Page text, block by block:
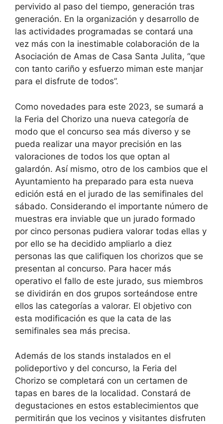
pervivido al paso del tiempo, generación tras
generación. En la organización y desarrollo de
las actividades programadas se contará una
vez más con la inestimable colaboración de la
Asociación de Amas de Casa Santa Julita, “que
con tanto cariño y esfuerzo miman este manjar
para el disfrute de todos”.
Como novedades para este 2023, se sumará a
la Feria del Chorizo una nueva categoría de
modo que el concurso sea más diverso y se
pueda realizar una mayor precisión en las
valoraciones de todos los que optan al
galardón. Así mismo, otro de los cambios que el
Ayuntamiento ha preparado para esta nueva
edición está en el jurado de las semifinales del
sábado. Considerando el importante número de
muestras era inviable que un jurado formado
por cinco personas pudiera valorar todas ellas y
por ello se ha decidido ampliarlo a diez
personas las que califiquen los chorizos que se
presentan al concurso. Para hacer más
operativo el fallo de este jurado, sus miembros
se dividirán en dos grupos sorteándose entre
ellos las categorías a valorar. El objetivo con
esta modificación es que la cata de las
semifinales sea más precisa.
Además de los stands instalados en el
polideportivo y del concurso, la Feria del
Chorizo se completará con un certamen de
tapas en bares de la localidad. Constará de
degustaciones en estos establecimientos que
permitirán que los vecinos y visitantes disfruten